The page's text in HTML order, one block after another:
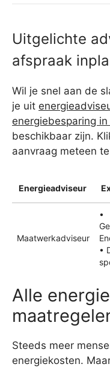
Uitgelichte
afspraak
Wil je snel aan de
je uit
energiebesparing
beschikbaar zijn.
aanvraag meteen
Energieadviseur
Maatwerkadviseur
•
•
Alle
Steeds meer
energiekosten.